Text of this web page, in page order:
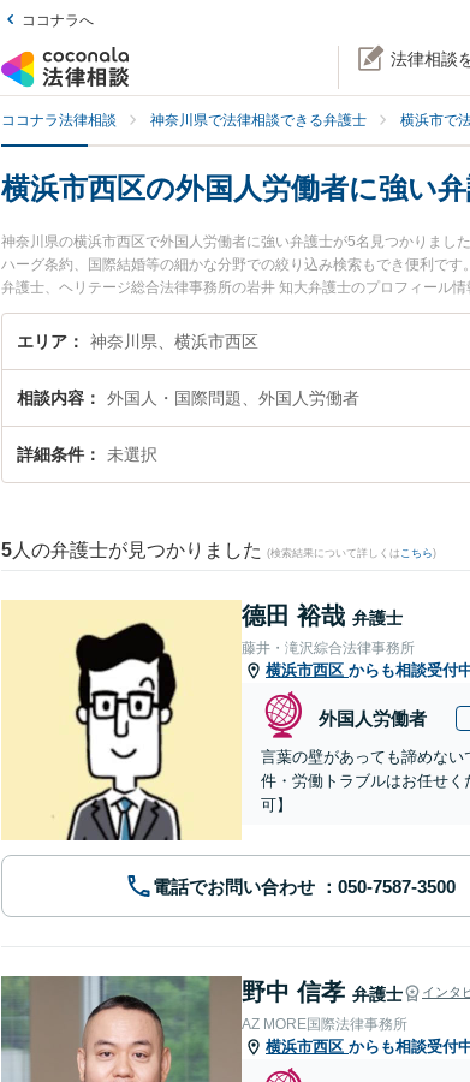
ココナラへ
法律相談
ココナラ法律相談 神奈川県で法律相談できる弁護士 横浜市で
横浜市西区の外国人労働者に強い
神奈川県の横浜市西区で外国人労働者に強い弁護士が5名見つかりま
ハーグ条約、国際結婚等の細かな分野での絞り込み検索もでき便利で
弁護士、ヘリテージ総合法律事務所の岩井 知大弁護士のプロフィール
ラブルを今すぐに弁護士に相談したい』『外国人労働者のトラブル解
弁護士に相談予約したい』などでお困りの相談者さんにおすすめです。
エリア 神奈川県、横浜市西区
相談内容 外国人・国際問題、外国人労働者
詳細条件 未選択
5 人の弁護士が見つかりました (検索結果について詳しくは こちら)
德田 裕哉 弁護士
藤井・滝沢綜合法律事務所
横浜市西区 からも相談受付
外国人労働者
言葉の壁があっても諦めな
件・労働トラブルはお任せ
可】
電話でお問い合わせ
野中 信孝 弁護士 インタ
AZ MORE国際法律事務所
横浜市西区 からも相談受付